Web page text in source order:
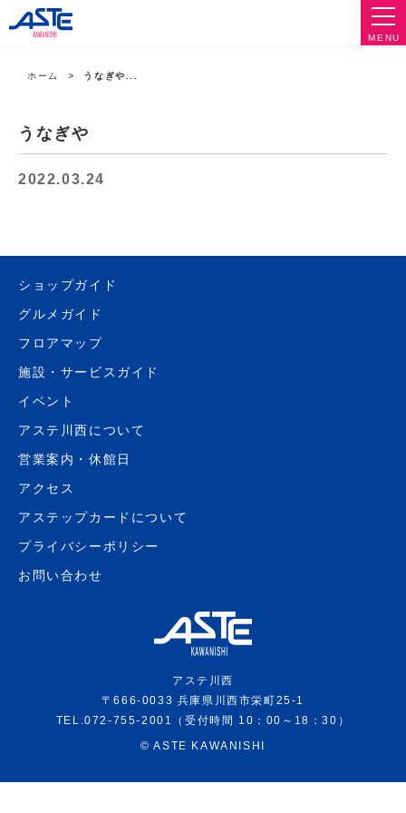
MENU
ホーム うなぎや...
うなぎや
2022.03.24
ショップガイド
グルメガイド
フロアマップ
施設・サービスガイド
イベント
アステ川西について
営業案内・休館日
アクセス
アステップカードについて
プライバシーポリシー
お問い合わせ
アステ川西
〒666-0033 兵庫県川西市栄町25-1
TEL.072-755-2001（受付時間 10：00～18：30）
© ASTE KAWANISHI